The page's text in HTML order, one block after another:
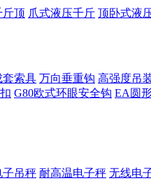
斤顶 爪式液压千斤 顶卧式液
套索具 万向垂重钩 高强度吊
G80欧式环眼安全钩 EA圆
子吊秤 耐高温电子秤 无线电